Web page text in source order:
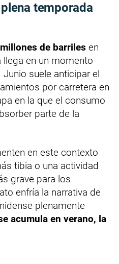
temporada
de barriles en
llega en un momento
suele anticipar el
por carretera en
en la que el consumo
parte de la
en este contexto
tibia o una actividad
grave para los
enfría la narrativa de
plenamente
acumula en verano, la